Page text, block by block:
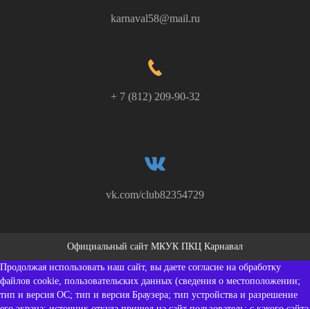
karnaval58@mail.ru
+ 7 (812) 209-90-32
vk.com/club82354729
Официальный сайт МКУК ПКЦ Карнавал
Продолжая использовать наш сайт, вы даете согласие на обработку
файлов cookie, пользовательских данных (сведения о местоположении;
тип и версия ОС; тип и версия Браузера; тип устройства и разрешение